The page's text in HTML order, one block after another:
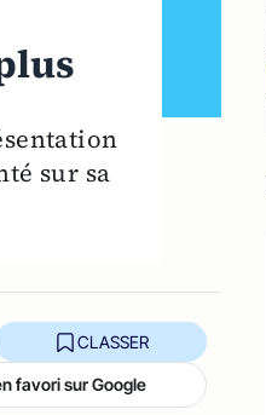
sur sa
CLASSER
favori sur Google